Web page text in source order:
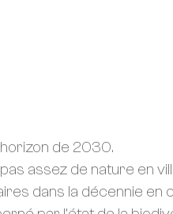
de 2030.
assez de nature en
dans la décennie en